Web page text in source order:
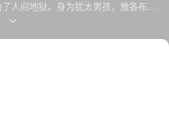
人间地狱。身为犹太男孩，雅各布
和许多与他一样的男孩们被迫被德军
的本沙尼克。士气高昂的雅各布决定